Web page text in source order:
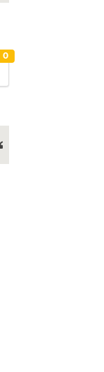
0